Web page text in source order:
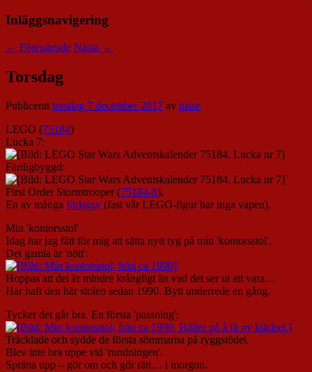
Inläggsnavigering
← Föregående Nästa →
Torsdag
Publicerattorsdag 7 december 2017 av nisse
LEGO (75184)
Lucka 7:
Färdigbyggd:
First Order Stormtrooper (75184-8).
En av många förlagor(fast vår LEGO-figur har inga vapen).
Min 'kontorsstol'
Idag har jag fått för mig att sätta nytt tyg på min 'kontorsstol'.
Det gamla är 'nött':
Hoppas att det är mindre krångligt än vad det ser ut att vara…
Har haft den här stolen sedan 1990. Bytt underrede en gång.
Tycker det går bra. En första 'passning':
Tråcklade och sydde de första sömmarna på ryggstödet.
Blev inte bra uppe vid 'rundningen'.
Sprätta upp – gör om och gör rätt… i morgon.